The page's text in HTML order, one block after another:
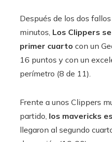
Después de los dos
minutos, Los Clippers
primer cuarto con un
16 puntos y con un
perímetro (8 de 11).
Frente a unos Clippers
partido, los mavericks
llegaron al segundo